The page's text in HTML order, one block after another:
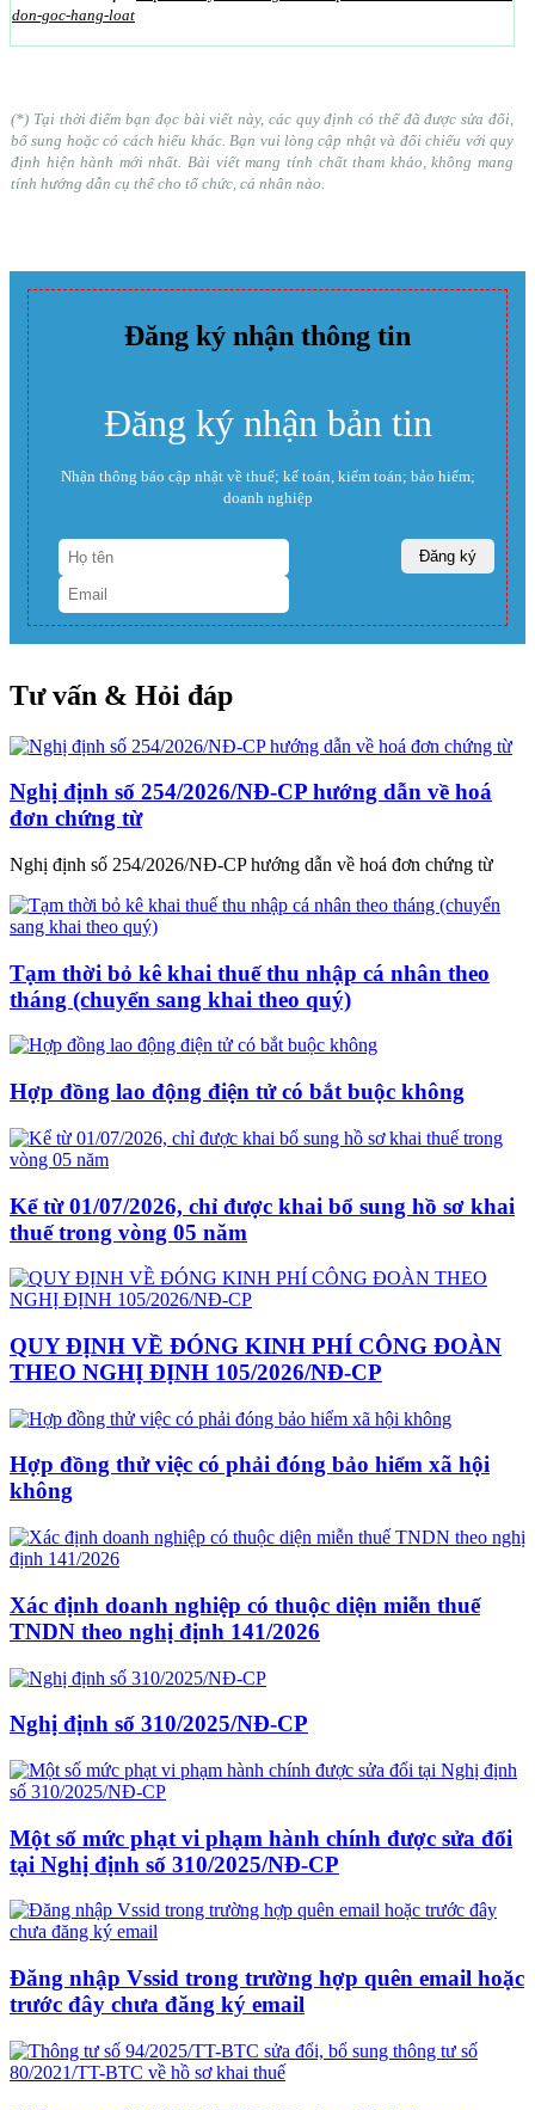
don-goc-hang-loat
(*) Tại thời điểm bạn đọc bài viết này, các quy định có thể đã được sửa đổi,
bổ sung hoặc có cách hiểu khác. Bạn vui lòng cập nhật và đối chiếu với quy
định hiện hành mới nhất. Bài viết mang tính chất tham khảo, không mang
tính hướng dẫn cụ thể cho tổ chức, cá nhân nào.
Đăng ký nhận thông tin
Đăng ký nhận bản tin
Nhận thông báo cập nhật về thuế; kế toán, kiểm toán; bảo hiểm;
doanh nghiệp
Tư vấn & Hỏi đáp
Nghị định số 254/2026/NĐ-CP hướng dẫn về hoá
đơn chứng từ
Nghị định số 254/2026/NĐ-CP hướng dẫn về hoá đơn chứng từ
Tạm thời bỏ kê khai thuế thu nhập cá nhân theo
tháng (chuyển sang khai theo quý)
Hợp đồng lao động điện tử có bắt buộc không
Kể từ 01/07/2026, chỉ được khai bổ sung hồ sơ khai
thuế trong vòng 05 năm
QUY ĐỊNH VỀ ĐÓNG KINH PHÍ CÔNG ĐOÀN
THEO NGHỊ ĐỊNH 105/2026/NĐ-CP
Hợp đồng thử việc có phải đóng bảo hiểm xã hội
không
Xác định doanh nghiệp có thuộc diện miễn thuế
TNDN theo nghị định 141/2026
Nghị định số 310/2025/NĐ-CP
Một số mức phạt vi phạm hành chính được sửa đổi
tại Nghị định số 310/2025/NĐ-CP
Đăng nhập Vssid trong trường hợp quên email hoặc
trước đây chưa đăng ký email